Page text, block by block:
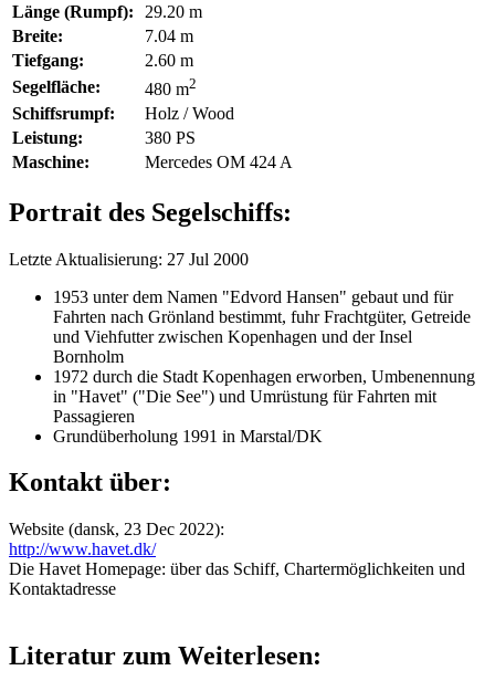
Länge (Rumpf):
29.20 m
Breite:
7.04 m
Tiefgang:
2.60 m
Segelfläche:
480 m2
Schiffsrumpf:
Holz / Wood
Leistung:
380 PS
Maschine:
Mercedes OM 424 A
Portrait des Segelschiffs:
Letzte Aktualisierung: 27 Jul 2000
1953 unter dem Namen "Edvord Hansen" gebaut und für
Fahrten nach Grönland bestimmt, fuhr Frachtgüter, Getreide
und Viehfutter zwischen Kopenhagen und der Insel
Bornholm
1972 durch die Stadt Kopenhagen erworben, Umbenennung
in "Havet" ("Die See") und Umrüstung für Fahrten mit
Passagieren
Grundüberholung 1991 in Marstal/DK
Kontakt über:
Website (dansk, 23 Dec 2022):
http://www.havet.dk/
Die Havet Homepage: über das Schiff, Chartermöglichkeiten und
Kontaktadresse
Literatur zum Weiterlesen: